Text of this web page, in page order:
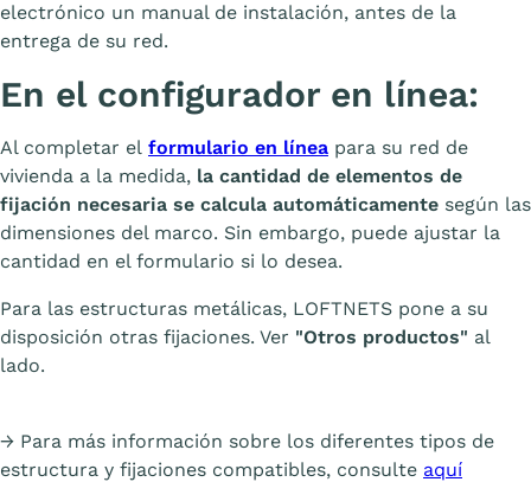
electrónico un manual de instalación, antes de la
entrega de su red.
En el configurador en línea:
Al completar el formulario en línea para su red de
vivienda a la medida, la cantidad de elementos de
fijación necesaria se calcula automáticamente según las
dimensiones del marco. Sin embargo, puede ajustar la
cantidad en el formulario si lo desea.
Para las estructuras metálicas, LOFTNETS pone a su
disposición otras fijaciones. Ver "Otros productos" al
lado.
→ Para más información sobre los diferentes tipos de
estructura y fijaciones compatibles, consulte aquí